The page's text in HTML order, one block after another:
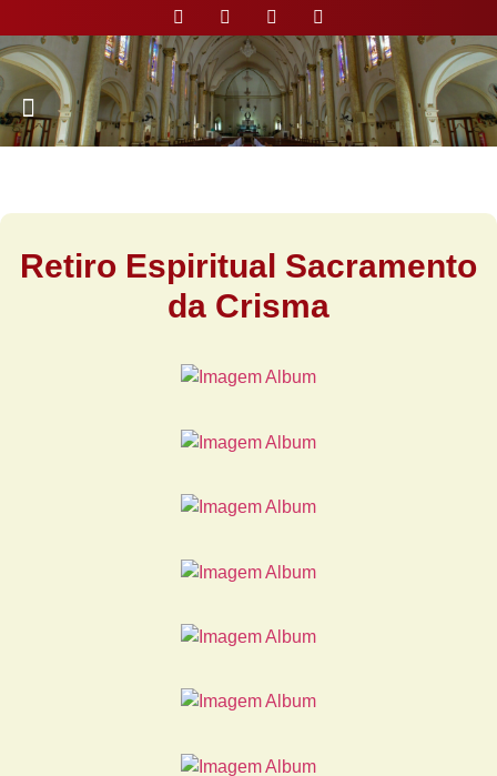
Retiro Espiritual Sacramento
da Crisma